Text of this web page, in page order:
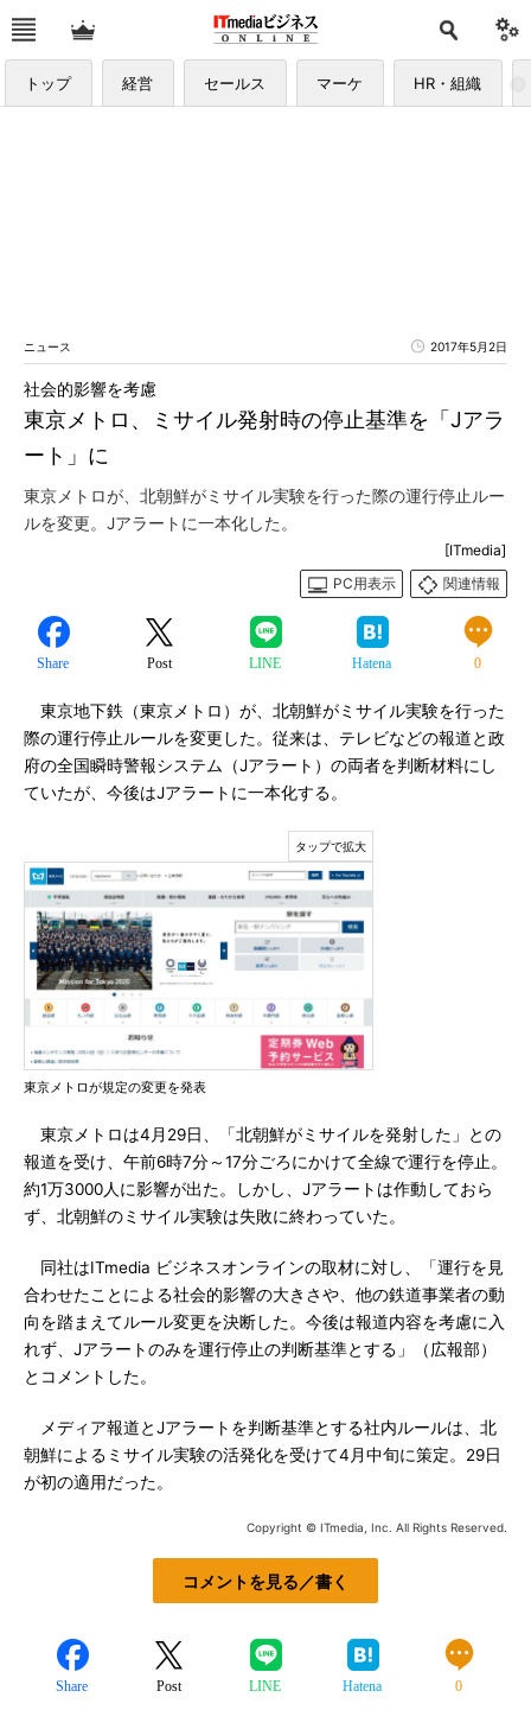
トップ 経営 セールス マーケ HR・組織
ニュース 2017年5月2日
東京メトロ、ミサイル発射時の停止基準を「Jアラ
ート」に
社会的影響を考慮
東京メトロが、北朝鮮がミサイル実験を行った際の運行停止ルー
ルを変更。Jアラートに一本化した。
[ITmedia]
PC用表示
関連情報
Share Post LINE Hatena 0
東京地下鉄（東京メトロ）が、北朝鮮がミサイル実験を行った
際の運行停止ルールを変更した。従来は、テレビなどの報道と政
府の全国瞬時警報システム（Jアラート）の両者を判断材料にし
ていたが、今後はJアラートに一本化する。
東京メトロが規定の変更を発表
東京メトロは4月29日、「北朝鮮がミサイルを発射した」との
報道を受け、午前6時7分～17分ごろにかけて全線で運行を停止。
約1万3000人に影響が出た。しかし、Jアラートは作動しておら
ず、北朝鮮のミサイル実験は失敗に終わっていた。
同社はITmedia ビジネスオンラインの取材に対し、「運行を見
合わせたことによる社会的影響の大きさや、他の鉄道事業者の動
向を踏まえてルール変更を決断した。今後は報道内容を考慮に入
れず、Jアラートのみを運行停止の判断基準とする」（広報部）
とコメントした。
メディア報道とJアラートを判断基準とする社内ルールは、北
朝鮮によるミサイル実験の活発化を受けて4月中旬に策定。29日
が初の適用だった。
Copyright © ITmedia, Inc. All Rights Reserved.
コメントを見る／書く
Share Post LINE Hatena 0